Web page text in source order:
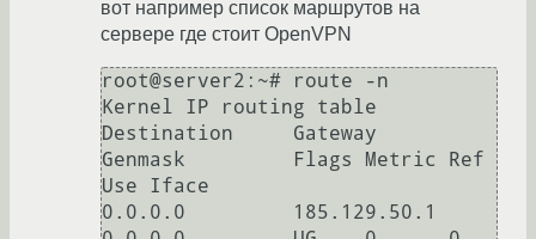
вот например список маршрутов на
сервере где стоит OpenVPN
root@server2:~# route -n
Kernel IP routing table
Destination     Gateway
Genmask         Flags Metric Ref
Use Iface
0.0.0.0         185.129.50.1